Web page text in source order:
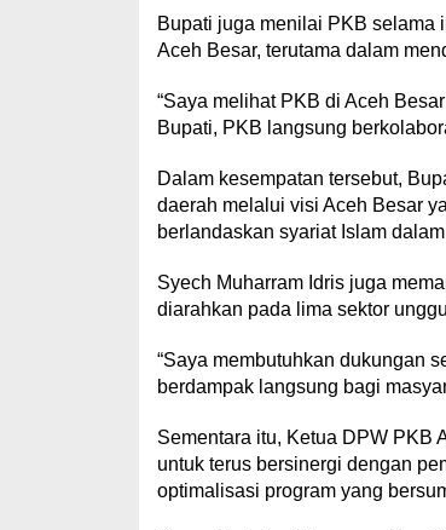
Bupati juga menilai PKB selama
Aceh Besar, terutama dalam
“Saya melihat PKB di Aceh
Bupati, PKB langsung
Dalam kesempatan tersebut,
daerah melalui visi Aceh Besar
berlandaskan syariat Islam
Syech Muharram Idris juga
diarahkan pada lima sektor
“Saya membutuhkan dukungan
berdampak langsung bagi
Sementara itu, Ketua DPW PKB
untuk terus bersinergi dengan
optimalisasi program yang